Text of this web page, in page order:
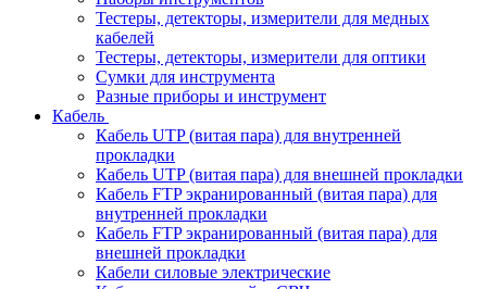
Тестеры, детекторы, измерители для медных
кабелей
Тестеры, детекторы, измерители для оптики
Сумки для инструмента
Разные приборы и инструмент
Кабель
Кабель UTP (витая пара) для внутренней
прокладки
Кабель UTP (витая пара) для внешней прокладки
Кабель FTP экранированный (витая пара) для
внутренней прокладки
Кабель FTP экранированный (витая пара) для
внешней прокладки
Кабели силовые электрические